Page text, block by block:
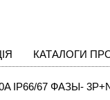
КАТАЛОГИ
IP66/67 ФАЗЫ-